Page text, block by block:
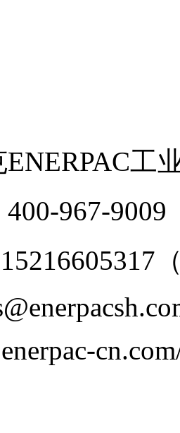
工
967-9009